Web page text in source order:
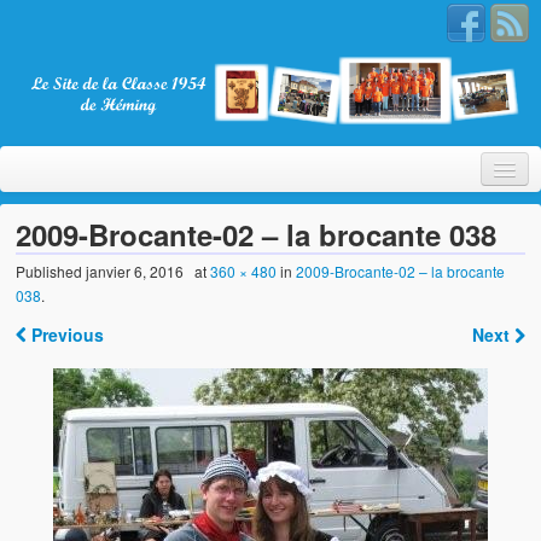
Bienvenue
La Classe 1954
Présentation
Les membres
Nos partenaires
2009-Brocante-02 – la brocante 038
Publishedjanvier 6, 2016 at360 × 480 in2009-Brocante-02 – la brocante
038.
Previous Next